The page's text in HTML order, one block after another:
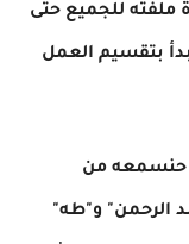
للجميع حتى
بتقسيم العمل
حنسمعه من
الرحمن" و"طه"